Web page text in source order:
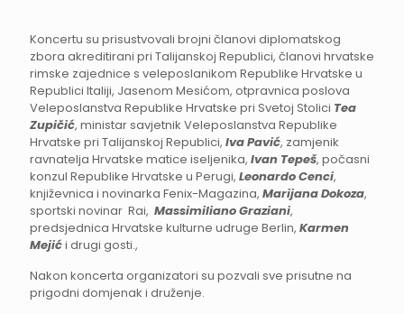
Koncertu su prisustvovali brojni članovi diplomatskog
zbora akreditirani pri Talijanskoj Republici, članovi hrvatske
rimske zajednice s veleposlanikom Republike Hrvatske u
Republici Italiji, Jasenom Mesićom, otpravnica poslova
Veleposlanstva Republike Hrvatske pri Svetoj Stolici Tea
Zupičić, ministar savjetnik Veleposlanstva Republike
Hrvatske pri Talijanskoj Republici, Iva Pavić, zamjenik
ravnatelja Hrvatske matice iseljenika, Ivan Tepeš, počasni
konzul Republike Hrvatske u Perugi, Leonardo Cenci,
književnica i novinarka Fenix-Magazina, Marijana Dokoza,
sportski novinar Rai, Massimiliano Graziani,
predsjednica Hrvatske kulturne udruge Berlin, Karmen
Mejići drugi gosti.,
Nakon koncerta organizatori su pozvali sve prisutne na
prigodni domjenak i druženje.